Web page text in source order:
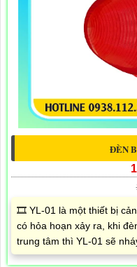
ĐÈN
🎞 YL-01 là một thiết bị
có hỏa hoạn xảy ra, khi
trung tâm thì YL-01 sẽ